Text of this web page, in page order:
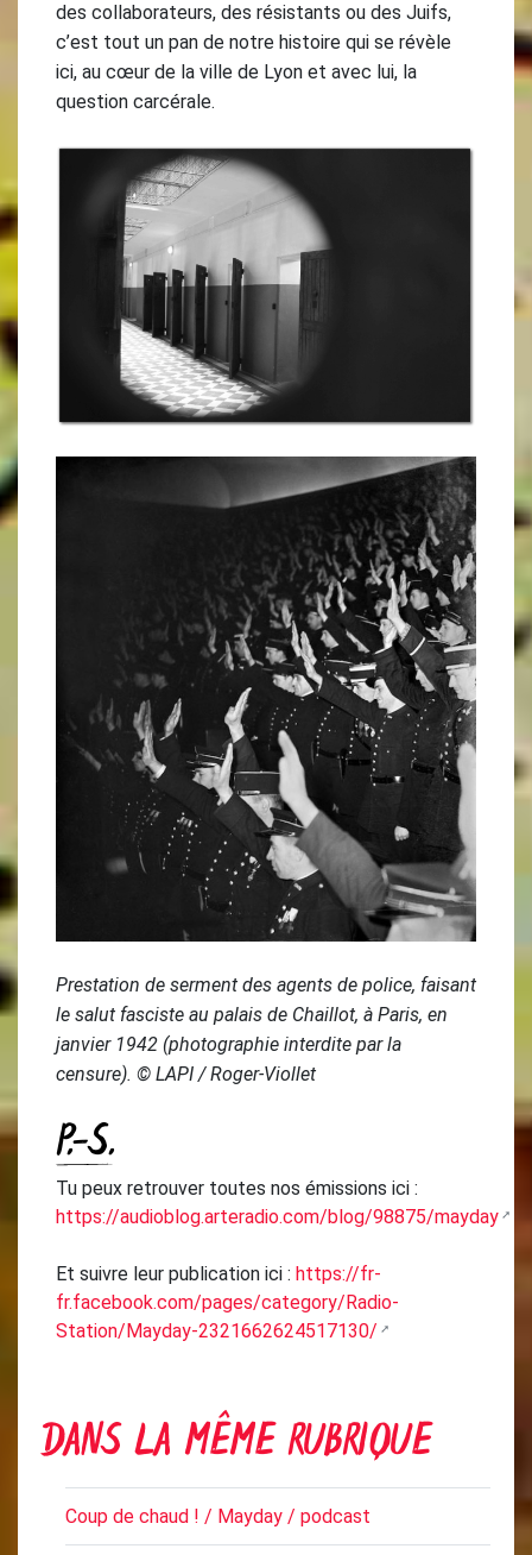
des collaborateurs, des résistants ou des Juifs,
c’est tout un pan de notre histoire qui se révèle
ici, au cœur de la ville de Lyon et avec lui, la
question carcérale.
Prestation de serment des agents de police, faisant
le salut fasciste au palais de Chaillot, à Paris, en
janvier 1942 (photographie interdite par la
censure). © LAPI / Roger-Viollet
P.-S.
Tu peux retrouver toutes nos émissions ici :
https://audioblog.arteradio.com/blog/98875/mayday
Et suivre leur publication ici : https://fr-
fr.facebook.com/pages/category/Radio-
Station/Mayday-2321662624517130/
DANS LA MÊME RUBRIQUE
Coup de chaud ! / Mayday / podcast